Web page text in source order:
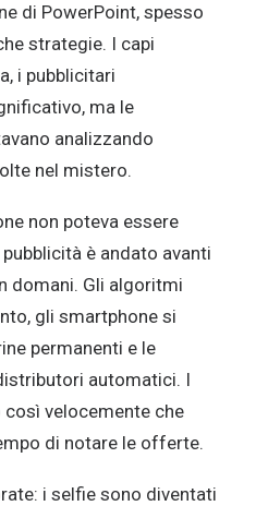
di PowerPoint, spesso
strategie. I capi
i pubblicitari
ma le
analizzando
nel mistero.
non poteva essere
è andato avanti
domani. Gli algoritmi
gli smartphone si
permanenti e le
automatici. I
velocemente che
di notare le offerte.
i selfie sono diventati